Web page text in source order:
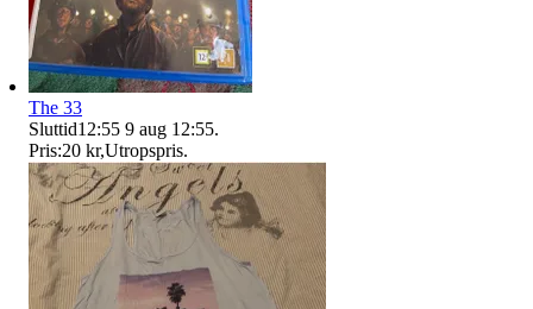
The 33
Sluttid12:55 9 aug 12:55.
Pris:20 kr,Utropspris.